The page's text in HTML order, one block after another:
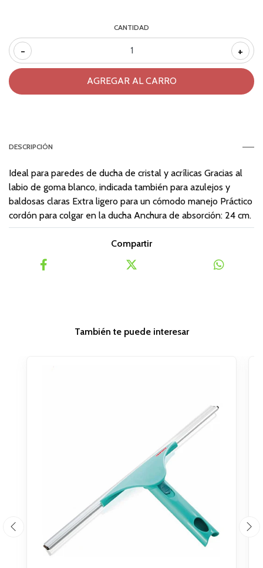
CANTIDAD
- +
DESCRIPCIÓN
Ideal para paredes de ducha de cristal y acrílicas Gracias al
labio de goma blanco, indicada también para azulejos y
baldosas claras Extra ligero para un cómodo manejo Práctico
cordón para colgar en la ducha Anchura de absorción: 24 cm.
Compartir
También te puede interesar